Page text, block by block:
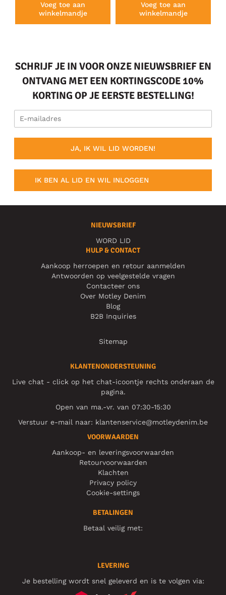
Voeg toe aan
winkelmandje
Voeg toe aan
winkelmandje
SCHRIJF JE IN VOOR ONZE NIEUWSBRIEF EN
ONTVANG MET EEN KORTINGSCODE 10%
KORTING OP JE EERSTE BESTELLING!
JA, IK WIL LID WORDEN!
IK BEN AL LID EN WIL INLOGGEN
NIEUWSBRIEF
WORD LID
HULP & CONTACT
Aankoop herroepen en retour aanmelden
Antwoorden op veelgestelde vragen
Contacteer ons
Over Motley Denim
Blog
B2B Inquiries
Sitemap
KLANTENONDERSTEUNING
Live chat - click op het chat-icoontje rechts onderaan de
pagina.
Open van ma.-vr. van 07:30-15:30
Verstuur e-mail naar: klantenservice@motleydenim.be
VOORWAARDEN
Aankoop- en leveringsvoorwaarden
Retourvoorwaarden
Klachten
Privacy policy
Cookie-settings
BETALINGEN
Betaal veilig met:
LEVERING
Je bestelling wordt snel geleverd en is te volgen via: